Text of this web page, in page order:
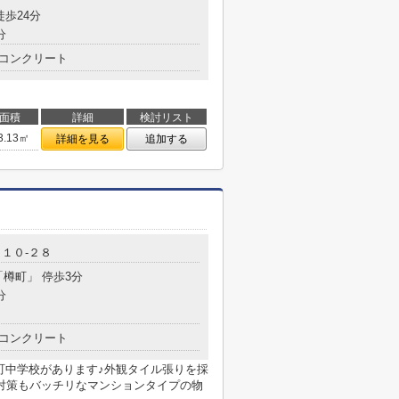
歩24分
ンクリート
面積 詳細
検討リスト
㎡
詳細を見る 追加する
０-２８
町」 停歩3分
ンクリート
学校があります♪外観タイル張りを採
もバッチリなマンションタイプの物